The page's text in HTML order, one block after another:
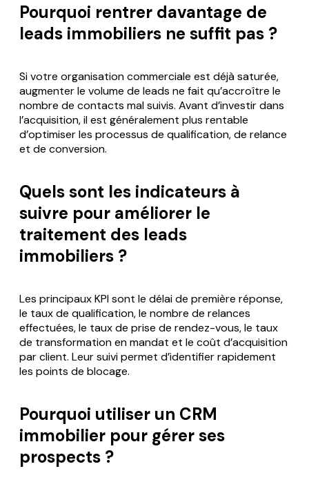
Pourquoi rentrer davantage de
leads immobiliers ne suffit pas ?
Si votre organisation commerciale est déjà saturée,
augmenter le volume de leads ne fait qu’accroître le
nombre de contacts mal suivis. Avant d’investir dans
l’acquisition, il est généralement plus rentable
d’optimiser les processus de qualification, de relance
et de conversion.
Quels sont les indicateurs à
suivre pour améliorer le
traitement des leads
immobiliers ?
Les principaux KPI sont le délai de première réponse,
le taux de qualification, le nombre de relances
effectuées, le taux de prise de rendez-vous, le taux
de transformation en mandat et le coût d’acquisition
par client. Leur suivi permet d’identifier rapidement
les points de blocage.
Pourquoi utiliser un CRM
immobilier pour gérer ses
prospects ?